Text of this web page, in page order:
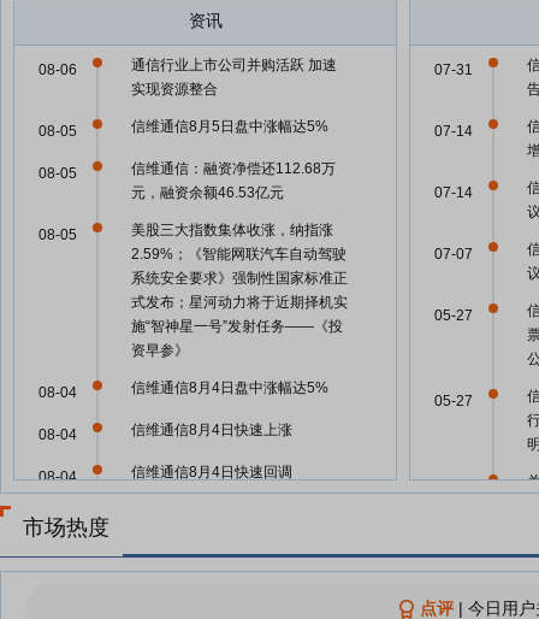
资讯
通信行业上市公司并购活跃 加速
实现资源整合
08-06
信维通信8月5日盘中涨幅达5%
08-05
信维通信：融资净偿还112.68万
元，融资余额46.53亿元
08-05
美股三大指数集体收涨，纳指涨
2.59%；《智能网联汽车自动驾驶
系统安全要求》强制性国家标准正
式发布；星河动力将于近期择机实
施“智神星一号”发射任务——《投
资早参》
08-05
信维通信8月4日盘中涨幅达5%
08-04
信维通信8月4日快速上涨
08-04
信维通信8月4日快速回调
08-04
08-04
朱雀三号遥二预计8月中旬发射，
07-31
07-14
07-14
07-07
05-27
05-27
05-08
市场热度
点评| 今日用